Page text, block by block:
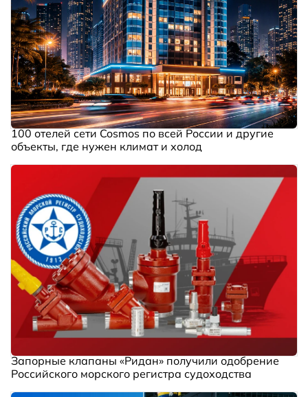
100 отелей сети Cosmos по всей России и другие
объекты, где нужен климат и холод
Запорные клапаны «Ридан» получили одобрение
Российского морского регистра судоходства